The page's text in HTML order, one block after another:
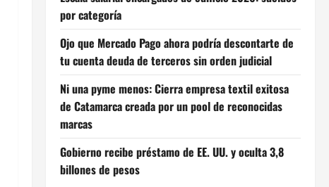
por categoría
Ojo que Mercado Pago ahora podría descontarte de
tu cuenta deuda de terceros sin orden judicial
Ni una pyme menos: Cierra empresa textil exitosa
de Catamarca creada por un pool de reconocidas
marcas
Gobierno recibe préstamo de EE. UU. y oculta 3,8
billones de pesos